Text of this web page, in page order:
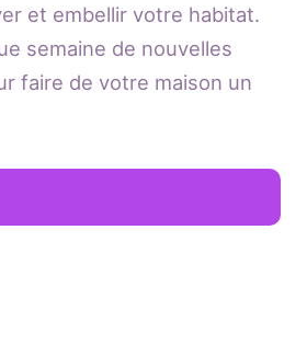
et embellir votre habitat.
semaine de nouvelles
faire de votre maison un